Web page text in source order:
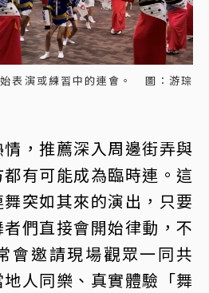
表演或練習中的連會。 圖：游琮
，推薦深入周邊街弄與
有可能成為臨時連。這
突如其來的演出，只要
們直接會開始律動，不
會邀請現場觀眾一同共
人同樂、真實體驗「舞